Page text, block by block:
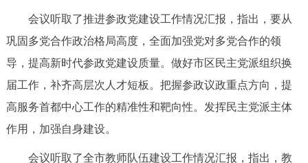
ESPAÑOL العربية PORTUGUÊS
ITALIANO
回到顶部
会议听取了推进参政党建设工作情况汇报，指出，要从
巩固多党合作政治格局高度，全面加强党对多党合作的领
导，提高新时代参政党建设质量。做好市区民主党派组织换
届工作，补齐高层次人才短板。把握参政议政重点方向，提
高服务首都中心工作的精准性和靶向性。发挥民主党派主体
作用，加强自身建设。
会议听取了全市教师队伍建设工作情况汇报，指出，教